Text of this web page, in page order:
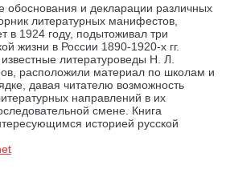
обоснования и декларации различных
литературных манифестов,
в 1924 году, подытоживал три
жизни в России 1890-1920-х гг.
литературоведы Н. Л.
расположили материал по школам и
давая читателю возможность
направлений в их
смене. Книга
историей русской